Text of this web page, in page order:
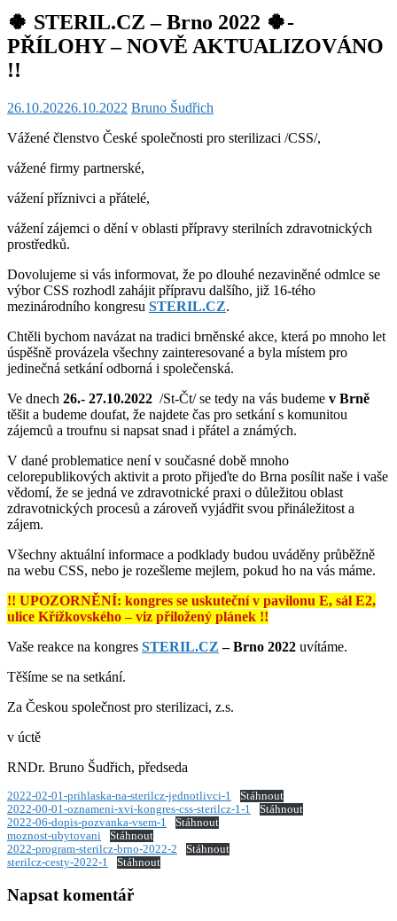
🍀 STERIL.CZ – Brno 2022 🍀-
PŘÍLOHY – NOVĚ AKTUALIZOVÁNO
!!
26.10.20226.10.2022 Bruno Šudřich
Vážené členstvo České společnosti pro sterilizaci /CSS/,
vážené firmy partnerské,
vážení příznivci a přátelé,
vážení zájemci o dění v oblasti přípravy sterilních zdravotnických
prostředků.
Dovolujeme si vás informovat, že po dlouhé nezaviněné odmlce se
výbor CSS rozhodl zahájit přípravu dalšího, již 16-tého
mezinárodního kongresu STERIL.CZ.
Chtěli bychom navázat na tradici brněnské akce, která po mnoho let
úspěšně provázela všechny zainteresované a byla místem pro
jedinečná setkání odborná i společenská.
Ve dnech 26.- 27.10.2022 /St-Čt/ se tedy na vás budeme v Brně
těšit a budeme doufat, že najdete čas pro setkání s komunitou
zájemců a troufnu si napsat snad i přátel a známých.
V dané problematice není v současné době mnoho
celorepublikových aktivit a proto přijeďte do Brna posílit naše i vaše
vědomí, že se jedná ve zdravotnické praxi o důležitou oblast
zdravotnických procesů a zároveň vyjádřit svou přináležitost a
zájem.
Všechny aktuální informace a podklady budou uváděny průběžně
na webu CSS, nebo je rozešleme mejlem, pokud ho na vás máme.
!! UPOZORNĚNÍ: kongres se uskuteční v pavilonu E, sál E2,
ulice Křížkovského – viz přiložený plánek !!
Vaše reakce na kongres STERIL.CZ – Brno 2022 uvítáme.
Těšíme se na setkání.
Za Českou společnost pro sterilizaci, z.s.
v úctě
RNDr. Bruno Šudřich, předseda
2022-02-01-prihlaska-na-sterilcz-jednotlivci-1
Stáhnout
2022-00-01-oznameni-xvi-kongres-css-sterilcz-1-1
Stáhnout
2022-06-dopis-pozvanka-vsem-1
Stáhnout
moznost-ubytovani
Stáhnout
2022-program-sterilcz-brno-2022-2
Stáhnout
sterilcz-cesty-2022-1
Stáhnout
Napsat komentář